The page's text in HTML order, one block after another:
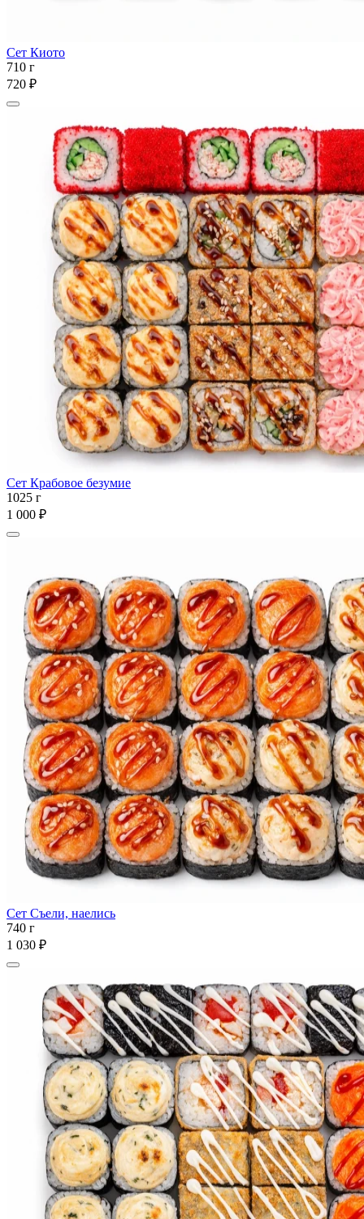
Сет Киото
710 г
720 ₽
Сет Крабовое безумие
1025 г
1 000 ₽
Сет Съели, наелись
740 г
1 030 ₽